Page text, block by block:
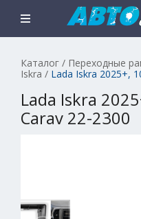
Каталог / Переходные
Iskra / Lada Iskra 2025+,
Lada Iskra
Carav 22-2300